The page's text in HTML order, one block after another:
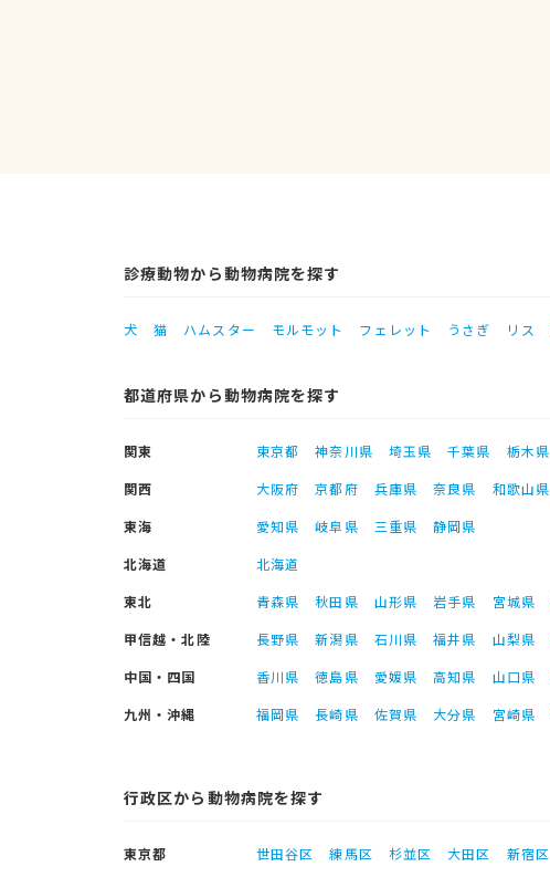
診療動物から動物病院を探す
犬 猫 ハムスター モルモット フェレット うさぎ リス
都道府県から動物病院を探す
関東 東京都 神奈川県 埼玉県 千葉県 栃木県
関西
大阪府 京都府 兵庫県 奈良県 和歌山県
東海
愛知県 岐阜県 三重県
静岡県
北海道
北海道
東北
青森県 秋田県 山形県 岩手県 宮城県
甲信越・北陸
長野県 新潟県 石川県 福井県 山梨県
中国・四国
香川県 徳島県 愛媛県 高知県 山口県
九州・沖縄
福岡県 長崎県 佐賀県 大分県 宮崎県
行政区から動物病院を探す
東京都 世田谷区 練馬区 杉並区 大田区 新宿区